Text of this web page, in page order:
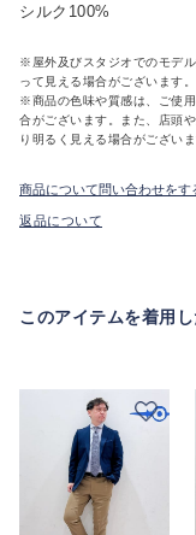
シルク100%
※屋外及びスタジオでのモデ
って見える場合がございます
※商品の色味や質感は、ご使
合がございます。また、店頭
り明るく見える場合がござい
商品について問い合わせをす
返品について
このアイテムを着用